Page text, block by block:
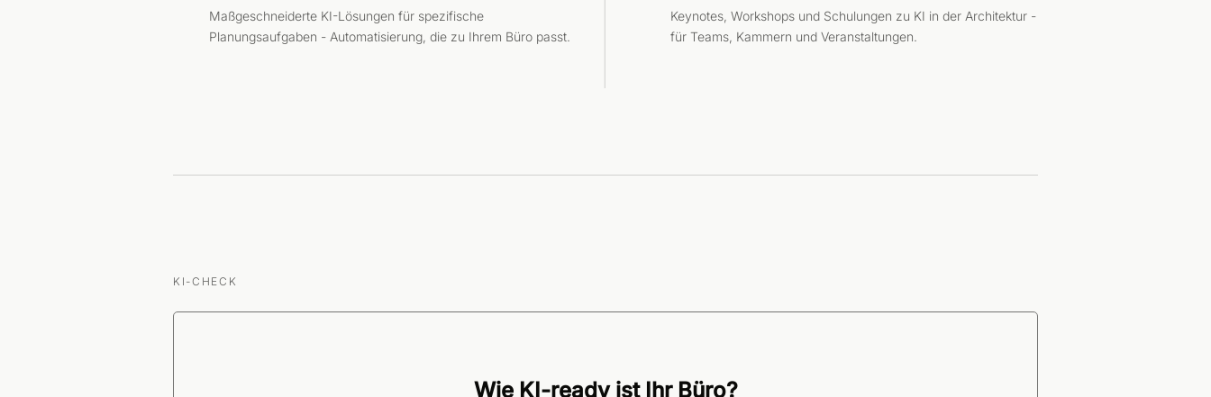
Maßgeschneiderte KI-Lösungen für spezifische
Planungsaufgaben - Automatisierung, die zu Ihrem Büro passt.
Keynotes, Workshops und Schulungen zu KI in der Architektur -
für Teams, Kammern und Veranstaltungen.
KI-CHECK
Wie KI-ready ist Ihr Büro?